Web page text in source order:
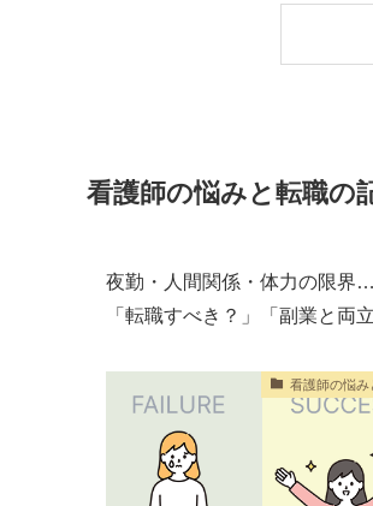
看護師の悩みと転職の
夜勤・人間関係・体力の限界
「転職すべき？」「副業と両
看護師の悩み